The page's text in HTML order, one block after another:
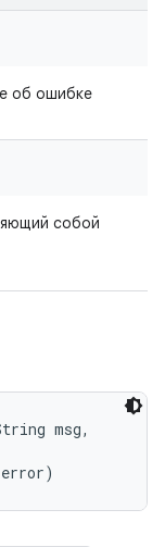
об ошибке
собой
msg,
error)